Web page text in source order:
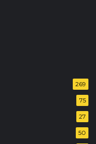
269
75
27
50